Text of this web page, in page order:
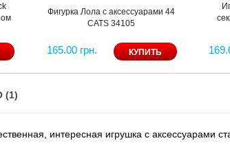
Фигурка Лола с аксессуарами 44
CATS 34105
165.00 грн.
(1)
интересная игрушка с аксессуарами